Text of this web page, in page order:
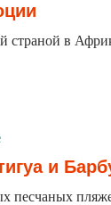
страной в
и
песчаных